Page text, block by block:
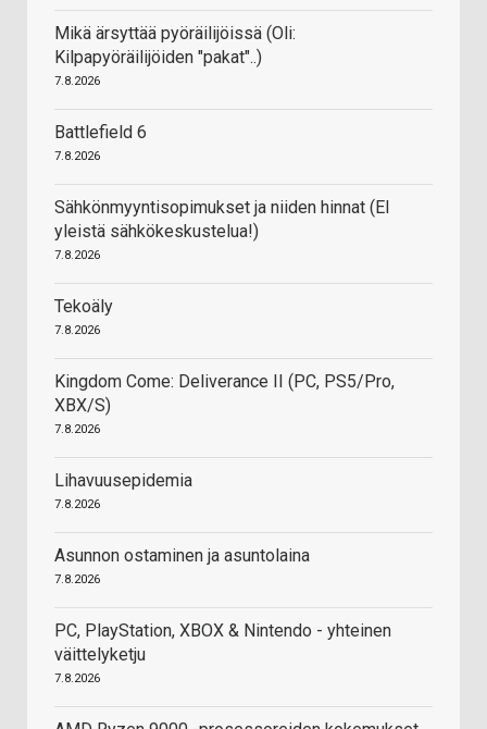
Mikä ärsyttää pyöräilijöissä (Oli:
Kilpapyöräilijöiden "pakat"..)
7.8.2026
Battlefield 6
7.8.2026
Sähkönmyyntisopimukset ja niiden hinnat (EI
yleistä sähkökeskustelua!)
7.8.2026
Tekoäly
7.8.2026
Kingdom Come: Deliverance II (PC, PS5/Pro,
XBX/S)
7.8.2026
Lihavuusepidemia
7.8.2026
Asunnon ostaminen ja asuntolaina
7.8.2026
PC, PlayStation, XBOX & Nintendo - yhteinen
väittelyketju
7.8.2026